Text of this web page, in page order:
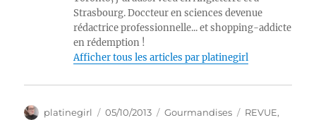
Strasbourg. Doccteur en sciences devenue
rédactrice professionnelle... et shopping-addicte
en rédemption !
Afficher tous les articles par platinegirl
Auteur
platinegirl
Publié
05/10/2013 Catégories
Gourmandises Étiquettes
REVUE,